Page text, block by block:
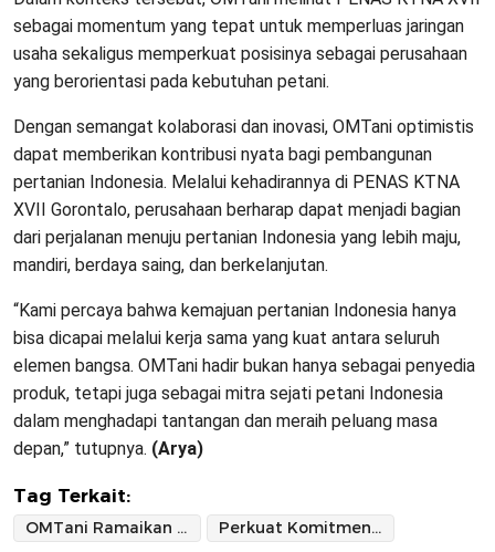
sebagai momentum yang tepat untuk memperluas jaringan
usaha sekaligus memperkuat posisinya sebagai perusahaan
yang berorientasi pada kebutuhan petani.
Dengan semangat kolaborasi dan inovasi, OMTani optimistis
dapat memberikan kontribusi nyata bagi pembangunan
pertanian Indonesia. Melalui kehadirannya di PENAS KTNA
XVII Gorontalo, perusahaan berharap dapat menjadi bagian
dari perjalanan menuju pertanian Indonesia yang lebih maju,
mandiri, berdaya saing, dan berkelanjutan.
“Kami percaya bahwa kemajuan pertanian Indonesia hanya
bisa dicapai melalui kerja sama yang kuat antara seluruh
elemen bangsa. OMTani hadir bukan hanya sebagai penyedia
produk, tetapi juga sebagai mitra sejati petani Indonesia
dalam menghadapi tantangan dan meraih peluang masa
depan,” tutupnya. (Arya)
Tag Terkait:
OMTani Ramaikan PENAS KTNA XVII Gorontalo 2026 Perkuat Komitmen Jadi Mitra Petani Menuju Pertanian Modern dan Berkelanjutan